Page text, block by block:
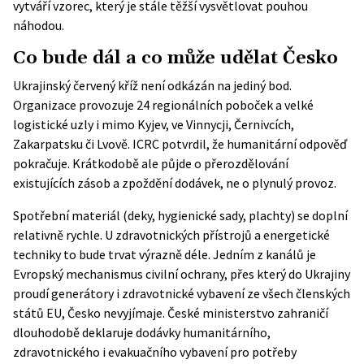
vytváří vzorec, který je stále těžší vysvětlovat pouhou
náhodou.
Co bude dál a co může udělat Česko
Ukrajinský červený kříž není odkázán na jediný bod.
Organizace provozuje 24 regionálních poboček a velké
logistické uzly i mimo Kyjev, ve Vinnycji, Černivcích,
Zakarpatsku či Lvově. ICRC potvrdil, že humanitární odpověď
pokračuje. Krátkodobě ale půjde o přerozdělování
existujících zásob a zpoždění dodávek, ne o plynulý provoz.
Spotřební materiál (deky, hygienické sady, plachty) se doplní
relativně rychle. U zdravotnických přístrojů a energetické
techniky to bude trvat výrazně déle. Jedním z kanálů je
Evropský mechanismus civilní ochrany, přes který do Ukrajiny
proudí generátory i zdravotnické vybavení ze všech členských
států EU, Česko nevyjímaje. České ministerstvo zahraničí
dlouhodobě deklaruje dodávky humanitárního,
zdravotnického i evakuačního vybavení pro potřeby